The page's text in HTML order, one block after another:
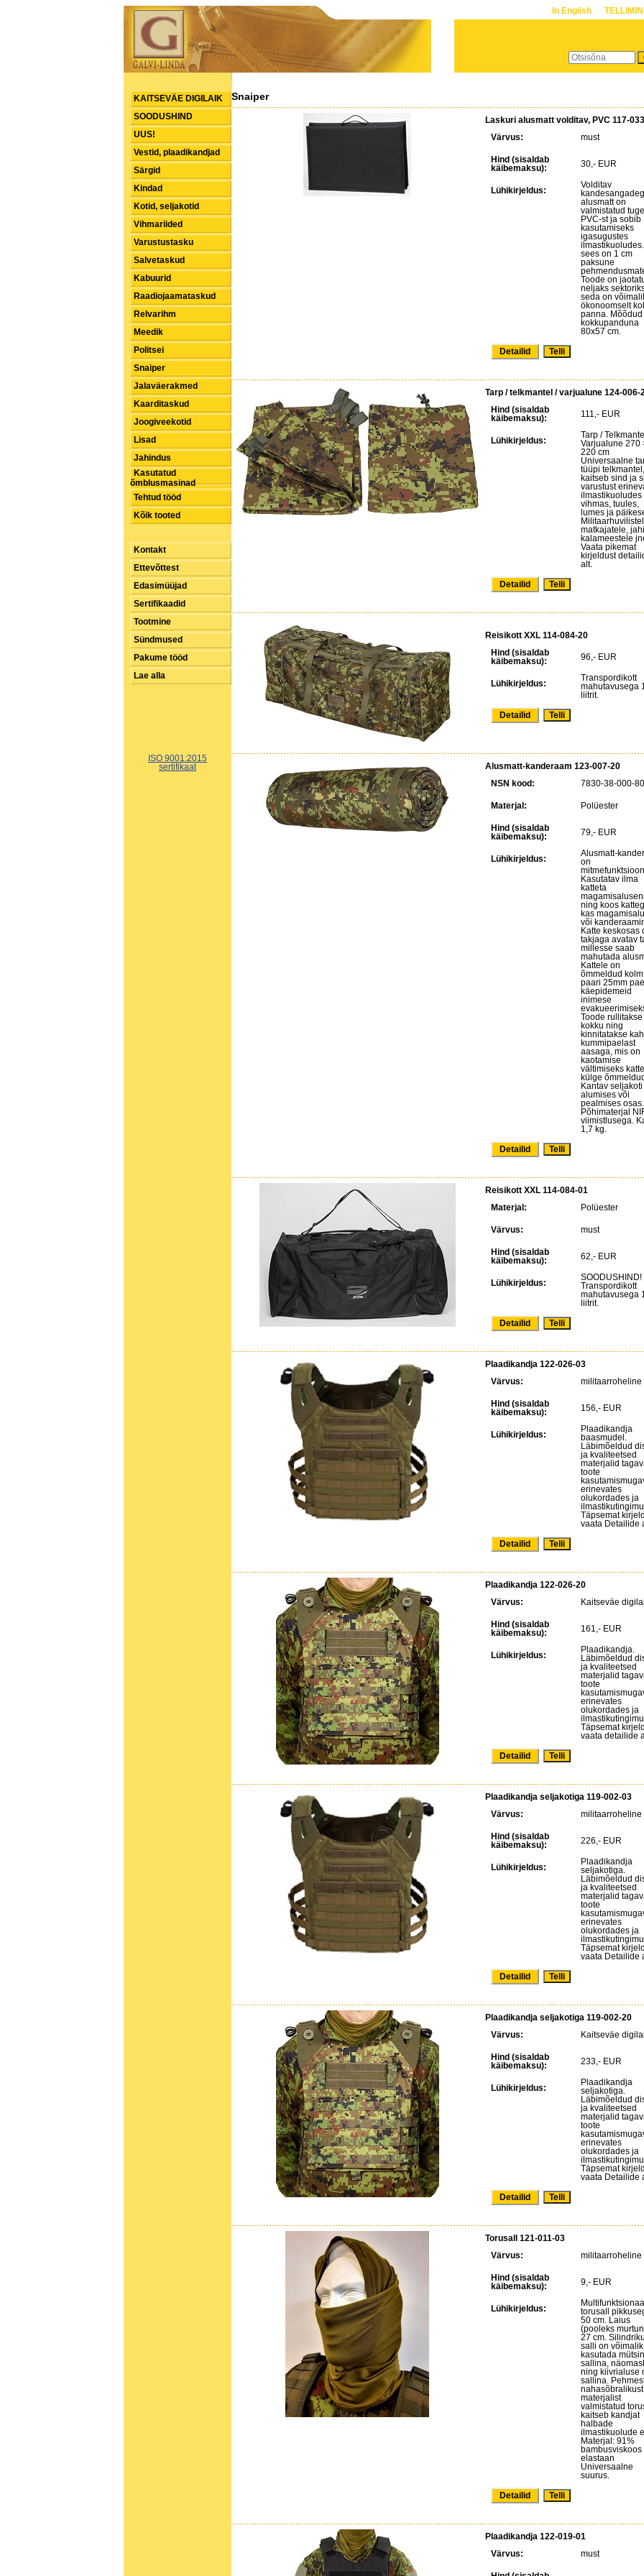
In English
KAITSEVÄE DIGILAIK
SOODUSHIND
UUS!
Vestid, plaadikandjad
Särgid
Kindad
Kotid, seljakotid
Vihmariided
Varustustasku
Salvetaskud
Kabuurid
Raadiojaamataskud
Relvarihm
Meedik
Politsei
Snaiper
Jalaväerakmed
Kaarditaskud
Joogiveekotid
Lisad
Jahindus
Kasutatud
õmblusmasinad
Tehtud tööd
Kõik tooted
Kontakt
Ettevõttest
Edasimüüjad
Sertifikaadid
Tootmine
Sündmused
Pakume tööd
Lae alla
ISO 9001:2015
sertifikaat
Snaiper
Laskuri alusmatt volditav, PVC 117-
Värvus:
must
Hind (sisaldab
käibemaksu):
30,- EUR
Lühikirjeldus:
Volditav
alusmatt on
valmistatud
PVC-st ja sobib
kasutamiseks
igasugustes
sees on 1 cm
paksune
Toode on
neljaks
seda on
ökonoomselt
panna. Mõõdud
kokkupanduna
80x57 cm.
Detailid
Tarp / telkmantel / varjualune 124-006-
Hind (sisaldab
käibemaksu):
111,- EUR
Lühikirjeldus:
Tarp /
Varjualune 270
220 cm
Universaalne
tüüpi
kaitseb sind ja
varustust
ilmastikuoludes
vihmas, tuules,
lumes ja
matkajatele,
kalameestele
Vaata pikemat
kirjeldust
alt.
Detailid
Reisikott XXL 114-084-20
Hind (sisaldab
käibemaksu):
96,- EUR
Lühikirjeldus:
Transpordikott
mahutavusega
liitrit.
Detailid
Alusmatt-kanderaam 123-007-20
NSN kood:
7830-38-000-
Materjal: Polüester
Hind (sisaldab
käibemaksu):
79,- EUR
Lühikirjeldus:
Alusmatt-
on
Kasutatav ilma
katteta
ning koos
kas
või
Katte keskosas
takjaga avatav
millesse saab
mahutada
Kattele on
õmmeldud kolm
paari 25mm
käepidemeid
inimese
Toode rullitakse
kokku ning
kinnitatakse
kummipaelast
aasaga, mis on
kaotamise
vältimiseks katte
külge
Kantav seljakoti
alumises või
pealmises osas.
Põhimaterjal
viimistlusega.
1,7 kg.
Detailid
Reisikott XXL 114-084-01
Materjal:
Polüester
Värvus: must
Hind (sisaldab
käibemaksu):
62,- EUR
Lühikirjeldus:
SOODUSHIND!
Transpordikott
mahutavusega
liitrit.
Detailid
Plaadikandja 122-026-03
Värvus:
militaarroheline
Hind (sisaldab
käibemaksu):
156,- EUR
Lühikirjeldus:
Plaadikandja
baasmudel.
Läbimõeldud
ja kvaliteetsed
materjalid
toote
erinevates
olukordades ja
Täpsemat
vaata Detailide
Detailid
Plaadikandja 122-026-20
Värvus:
Kaitseväe
Hind (sisaldab
käibemaksu):
161,- EUR
Lühikirjeldus:
Plaadikandja.
Läbimõeldud
ja kvaliteetsed
materjalid
toote
erinevates
olukordades ja
Täpsemat
vaata detailide
Detailid
Plaadikandja seljakotiga 119-002-03
Värvus:
militaarroheline
Hind (sisaldab
käibemaksu):
226,- EUR
Lühikirjeldus:
Plaadikandja
seljakotiga.
Läbimõeldud
ja kvaliteetsed
materjalid
toote
erinevates
olukordades ja
Täpsemat
vaata Detailide
Detailid
Plaadikandja seljakotiga 119-002-20
Värvus:
Kaitseväe
Hind (sisaldab
käibemaksu):
233,- EUR
Lühikirjeldus:
Plaadikandja
seljakotiga.
Läbimõeldud
ja kvaliteetsed
materjalid
toote
erinevates
olukordades ja
Täpsemat
vaata Detailide
Detailid
Torusall 121-011-03
Värvus:
militaarroheline
Hind (sisaldab
käibemaksu):
9,- EUR
Lühikirjeldus:
torusall
50 cm. Laius
(pooleks
27 cm.
salli on võimalik
kasutada
sallina,
ning kiivrialuse
sallina.
nahasõbralikust
materjalist
valmistatud
kaitseb kandjat
halbade
ilmastikuolude
Materjal: 91%
bambusviskoos
elastaan
Universaalne
suurus.
Detailid
Plaadikandja 122-019-01
Värvus:
must